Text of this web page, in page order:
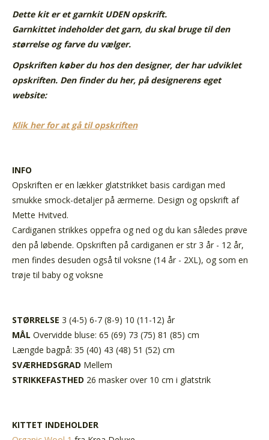
Dette kit er et garnkit UDEN opskrift.
Garnkittet indeholder det garn, du skal bruge til den
størrelse og farve du vælger.
Opskriften køber du hos den designer, der har udviklet
opskriften. Den finder du her, på designerens eget
website:
Klik her for at gå til opskriften
INFO
Opskriften er en lækker glatstrikket basis cardigan med
smukke smock-detaljer på ærmerne. Design og opskrift af
Mette Hvitved.
Cardiganen strikkes oppefra og ned og du kan således prøve
den på løbende. Opskriften på cardiganen er str 3 år - 12 år,
men findes desuden også til voksne (14 år - 2XL), og som en
trøje til baby og voksne
STØRRELSE 3 (4-5) 6-7 (8-9) 10 (11-12) år
MÅL Overvidde bluse: 65 (69) 73 (75) 81 (85) cm
Længde bagpå: 35 (40) 43 (48) 51 (52) cm
SVÆRHEDSGRAD Mellem
STRIKKEFASTHED 26 masker over 10 cm i glatstrik
KITTET INDEHOLDER